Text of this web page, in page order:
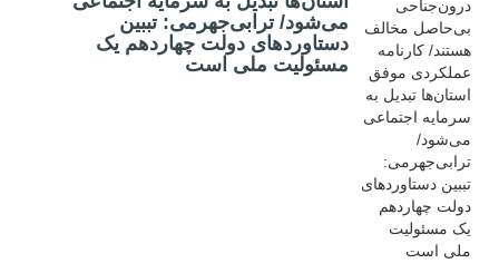
می‌شود/ ترابی‌جهرمی: تببین
دستاوردهای دولت چهاردهم یک
مسئولیت ملی است